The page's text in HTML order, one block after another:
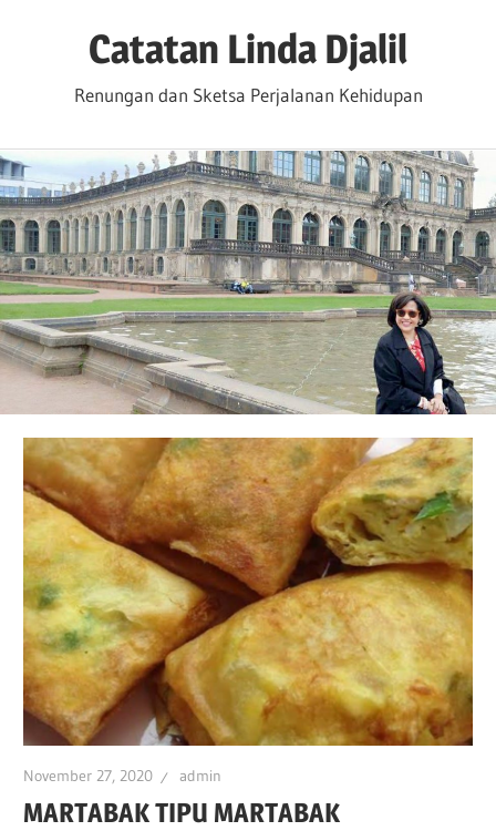
Catatan Linda Djalil
Renungan dan Sketsa Perjalanan Kehidupan
November 27, 2020 admin
MARTABAK TIPU MARTABAK